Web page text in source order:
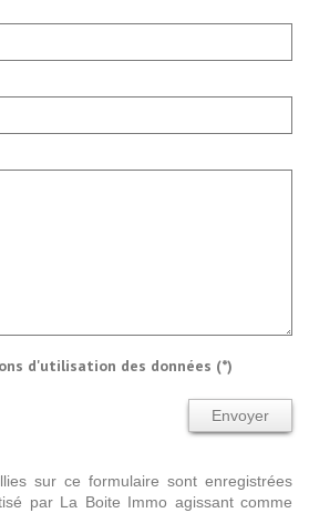
d'utilisation des données (*)
Envoyer
sur ce formulaire sont enregistrées
par La Boite Immo agissant comme